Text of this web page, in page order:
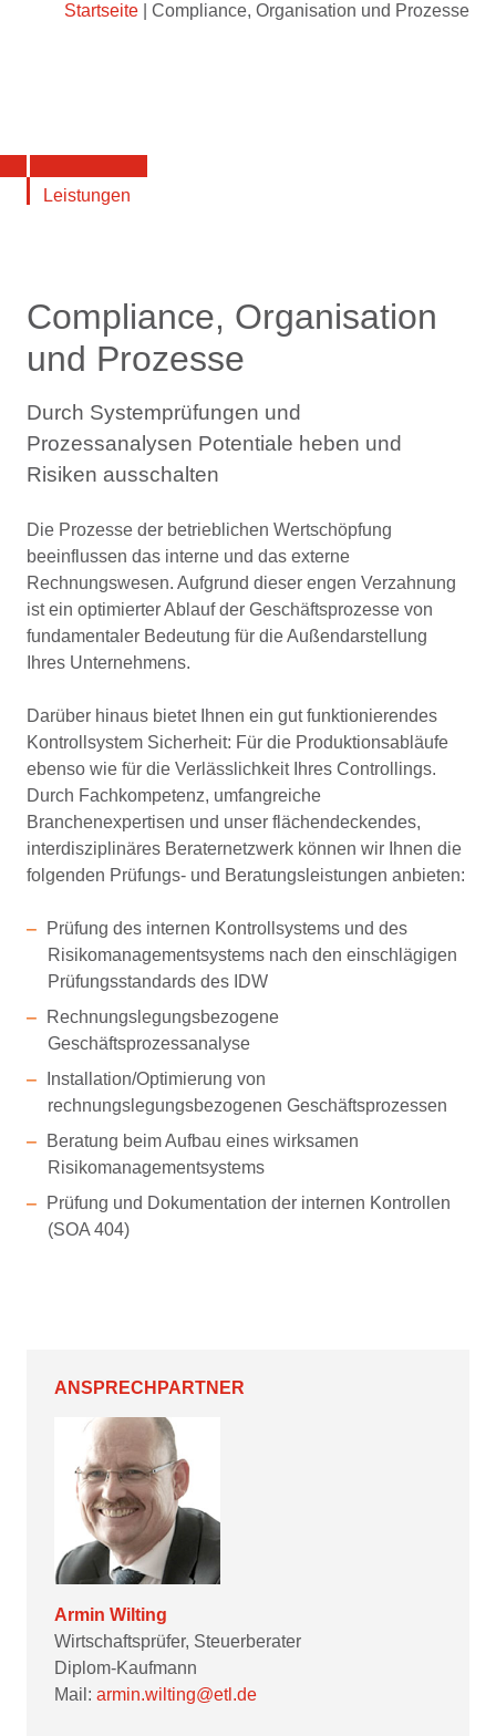
Startseite Compliance, Organisation und Prozesse
Leistungen
Compliance, Organisation
und Prozesse
Durch Systemprüfungen und
Prozessanalysen Potentiale heben und
Risiken ausschalten
Die Prozesse der betrieblichen Wertschöpfung
beeinflussen das interne und das externe
Rechnungswesen. Aufgrund dieser engen Verzahnung
ist ein optimierter Ablauf der Geschäftsprozesse von
fundamentaler Bedeutung für die Außendarstellung
Ihres Unternehmens.
Darüber hinaus bietet Ihnen ein gut funktionierendes
Kontrollsystem Sicherheit: Für die Produktionsabläufe
ebenso wie für die Verlässlichkeit Ihres Controllings.
Durch Fachkompetenz, umfangreiche
Branchenexpertisen und unser flächendeckendes,
interdisziplinäres Beraternetzwerk können wir Ihnen die
folgenden Prüfungs- und Beratungsleistungen anbieten:
Prüfung des internen Kontrollsystems und des
Risikomanagementsystems nach den einschlägigen
Prüfungsstandards des IDW
Rechnungslegungsbezogene
Geschäftsprozessanalyse
Installation/Optimierung von
rechnungslegungsbezogenen Geschäftsprozessen
Beratung beim Aufbau eines wirksamen
Risikomanagementsystems
Prüfung und Dokumentation der internen Kontrollen
(SOA 404)
ANSPRECHPARTNER
Armin Wilting
Wirtschaftsprüfer, Steuerberater
Diplom-Kaufmann
Mail: armin.wilting@etl.de